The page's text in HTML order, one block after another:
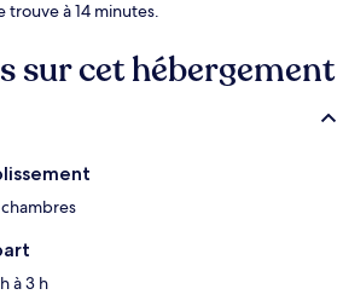
trouve à 14 minutes.
sur cet hébergement
à 3 h